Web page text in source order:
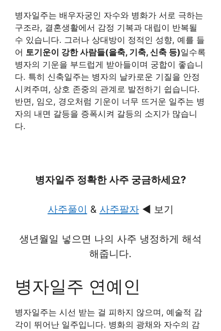
병자일주는 배우자궁인 자수와 병화가 서로 극하는
구조라, 결혼생활에서 감정 기복과 대립이 반복될
수 있습니다. 그러나 상대방이 정적인 성향, 예를 들
어 토기운이 강한 사람들(을축, 기축, 신축 등)일수록
병자의 기운을 부드럽게 받아들이며 궁합이 좋습니
다. 특히 신축일주는 병자의 날카로운 기질을 안정
시켜주며, 상호 존중의 관계로 발전하기 쉽습니다.
반면, 임오, 경오처럼 기운이 너무 뜨거운 일주는 병
자의 내면 갈등을 증폭시켜 갈등의 소지가 많습니
다.
병자일주 정확한 사주 궁금하세요?
사주풀이 & 사주팔자◀ 보기
생년월일 넣으면 나의 사주 냉정하게 해석
해줍니다.
병자일주 연예인
병자일주는 시선 받는 걸 피하지 않으며, 예술적 감
각이 뛰어난 일주입니다. 병화의 광채와 자수의 감